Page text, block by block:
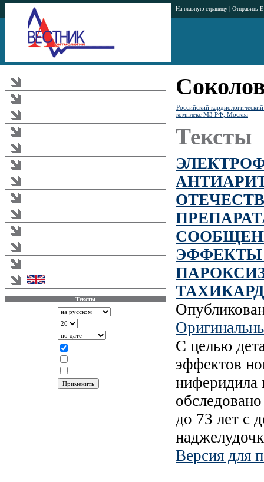
На главную страницу | Отправить
Тексты
Российский
комплекс МЗ РФ, Москва
Тексты
С целью
эффектов
ниферидила
до 73 лет с
Версия для